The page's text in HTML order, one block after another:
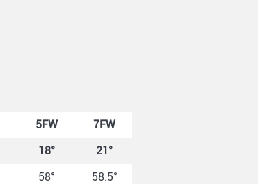
5FW
7FW
18°
21°
58°
58.5°